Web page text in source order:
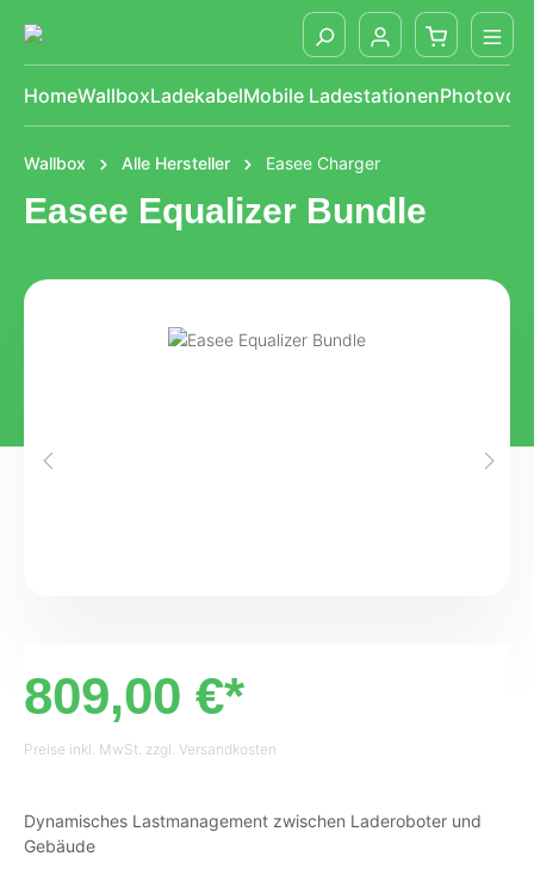
springen
HomeWallboxLadekabelMobile Ladestationen
Wallbox Alle Hersteller Easee Charger
Easee Equalizer Bundle
Bildergalerie überspringen
809,00 €*
Preise inkl. MwSt. zzgl. Versandkosten
Dynamisches Lastmanagement zwischen Laderoboter und
Gebäude